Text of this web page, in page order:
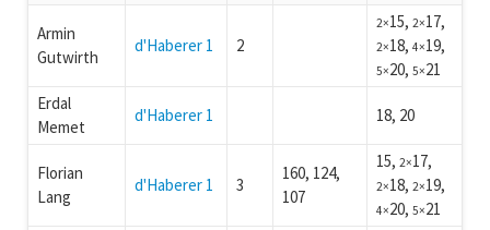
Armin
Gutwirth
d'Haberer 1 2
2×15,2×17,
2×18,4×19,
5×20,5×21
Erdal
Memet
d'Haberer 1 18, 20
Florian
Lang
d'Haberer 1 3
160, 124,
107
15,2×17,
2×18,2×19,
4×20,5×21